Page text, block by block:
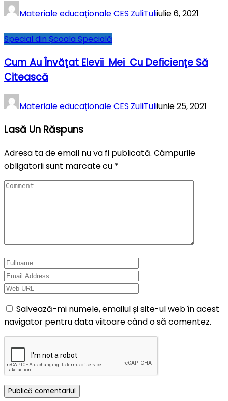
Materiale educaționale CES ZuliTuliiulie 6, 2021
Special din Școala Specială
Cum Au Învăţat Elevii Mei Cu Deficienţe Să
Citească
Materiale educaționale CES ZuliTuliiunie 25, 2021
Lasă Un Răspuns
Adresa ta de email nu va fi publicată. Câmpurile
obligatorii sunt marcate cu *
Salvează-mi numele, emailul și site-ul web în acest
navigator pentru data viitoare când o să comentez.